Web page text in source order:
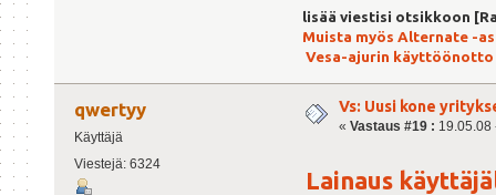
lisää viestisi otsikkoon
Muista myös Alternate -
Vesa-ajurin käyttöönotto
qwertyy
Käyttäjä
Viestejä: 6324
Vs: Uusi kone
« Vastaus #19 : 19.05.08
Lainaus